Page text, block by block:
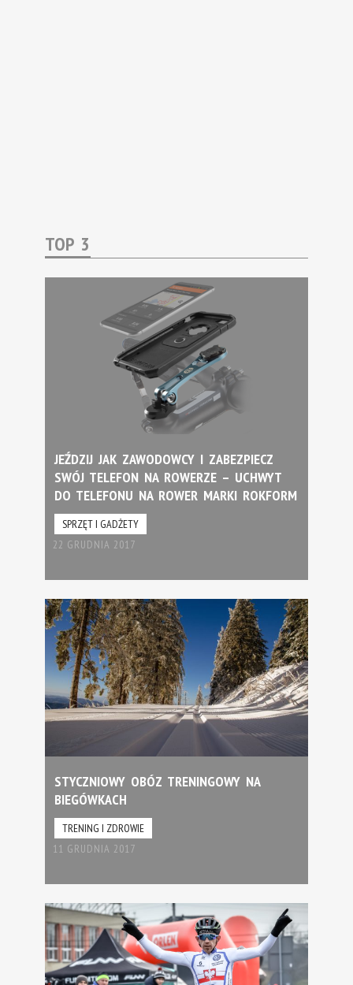
TOP 3
JEŹDZIJ JAK ZAWODOWCY I ZABEZPIECZ
SWÓJ TELEFON NA ROWERZE – UCHWYT
DO TELEFONU NA ROWER MARKI ROKFORM
SPRZĘT I GADŻETY
22 GRUDNIA 2017
STYCZNIOWY OBÓZ TRENINGOWY NA
BIEGÓWKACH
TRENING I ZDROWIE
11 GRUDNIA 2017